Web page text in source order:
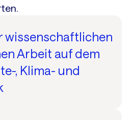
wissenschaftlichen
Arbeit auf dem
, Klima- und